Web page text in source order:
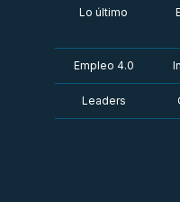
Lo último
Empleo 4.0
Leaders